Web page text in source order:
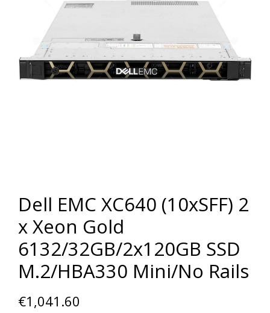
Dell EMC XC640 (10xSFF) 2
x Xeon Gold
6132/32GB/2x120GB SSD
M.2/HBA330 Mini/No Rails
€1,041.60